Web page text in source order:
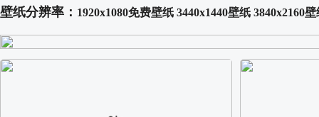
壁纸分辨率： 1920x1080免费壁纸 3440x1440壁纸 3840x2160壁